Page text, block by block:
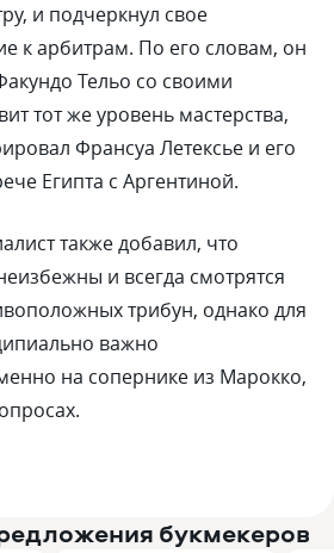
и подчеркнул свое
к арбитрам. По его словам, он
Тельо со своими
тот же уровень мастерства,
Франсуа Летексье и его
Египта с Аргентиной.
также добавил, что
и всегда смотрятся
трибун, однако для
важно
на сопернике из Марокко,
букмекеров